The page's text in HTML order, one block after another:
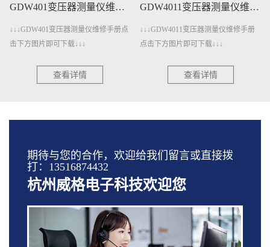
GDW401变压器测量仪维修手册下载
↓↓↓GDW401变压器测量仪维修手册点
击下方图片即可下载↓↓↓
查看详情
GDW4011变压器测量仪维修手册下载
↓↓↓GDW4011变压器测量仪维修手册
点击下方图片即可下载↓↓↓
查看详情
期待与您的合作，欢迎给我们留言或直接拨
打：13516874432
杭州威格电子科技欢迎您